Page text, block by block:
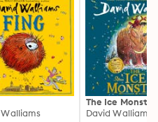
The Ice Monster
David Walliams